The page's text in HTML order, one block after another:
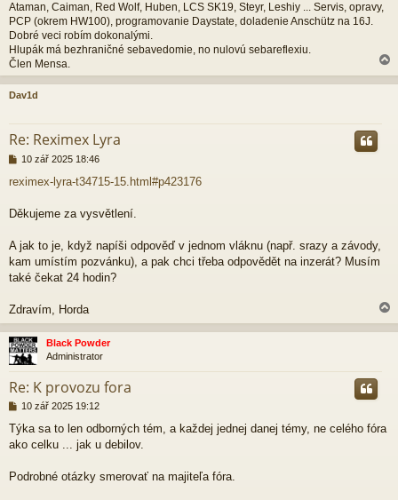
Ataman, Caiman, Red Wolf, Huben, LCS SK19, Steyr, Leshiy ... Servis, opravy,
PCP (okrem HW100), programovanie Daystate, doladenie Anschütz na 16J.
Dobré veci robím dokonalými.
Hlupák má bezhraničné sebavedomie, no nulovú sebareflexiu.
Člen Mensa.
a
h
Dav1d
Re: Reximex Lyra
P
í
p
e
k
10 zář 2025 18:46
reximex-lyra-t34715-15.html#p423176
Děkujeme za vysvětlení.
A jak to je, když napíši odpověď v jednom vláknu (např. srazy a závody,
kam umístím pozvánku), a pak chci třeba odpovědět na inzerát? Musím
také čekat 24 hodin?
Zdravím, Horda
a
h
Black Powder
Administrator
Re: K provozu fora
P
í
s
10 zář 2025 19:12
Týka sa to len odborných tém, a každej jednej danej témy, ne celého fóra
ako celku ... jak u debilov.
Podrobné otázky smerovať na majiteľa fóra.